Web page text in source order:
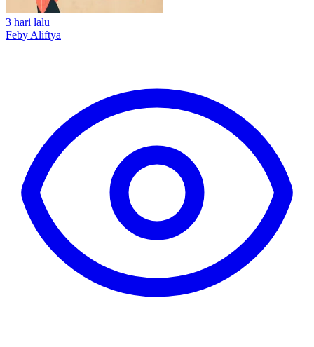
3 hari lalu
Feby Aliftya